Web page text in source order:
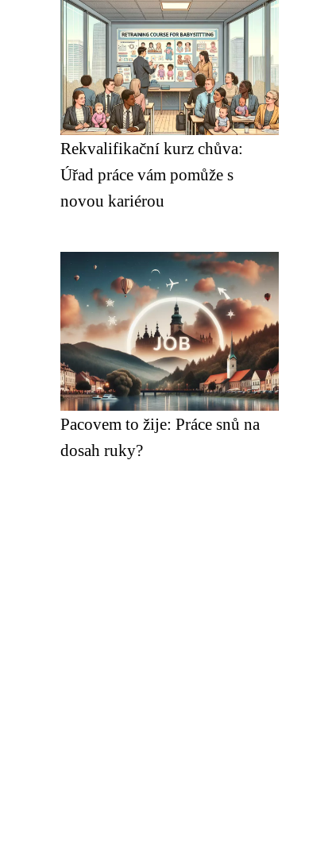
Rekvalifikační kurz chůva:
Úřad práce vám pomůže s
novou kariérou
Pacovem to žije: Práce snů na
dosah ruky?